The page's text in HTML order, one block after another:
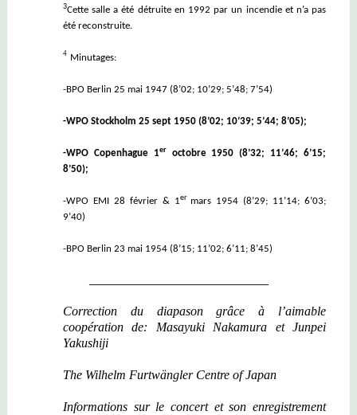
3Cette salle a été détruite en 1992 par un incendie et n’a pas
été reconstruite.
4 Minutages:
-BPO Berlin 25 mai 1947 (8’02; 10’29; 5’48; 7’54)
-WPO Stockholm 25 sept 1950 (8’02; 10’39; 5’44; 8’05);
-WPO Copenhague 1er octobre 1950 (8’32; 11’46; 6’15;
8’50);
-WPO EMI 28 février & 1er mars 1954 (8’29; 11’14; 6’03;
9’40)
-BPO Berlin 23 mai 1954 (8’15; 11’02; 6’11; 8’45)
Correction du diapason grâce à l’aimable
coopération de: Masayuki Nakamura etJunpei
Yakushiji
The Wilhelm Furtwängler Centre of Japan
Informations sur le concert et son enregistrement